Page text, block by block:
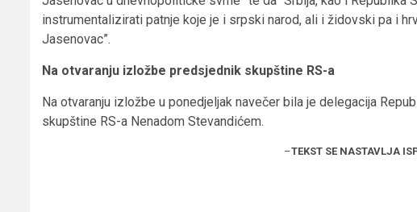
instrumentalizirati patnje koje je i srpski narod, ali i židovski pa i
Jasenovac”.
Na otvaranju izložbe predsjednik skupštine RS-a
Na otvaranju izložbe u ponedjeljak navečer bila je delegacija
skupštine RS-a Nenadom Stevandićem.
–TEKST SE NASTAVLJA